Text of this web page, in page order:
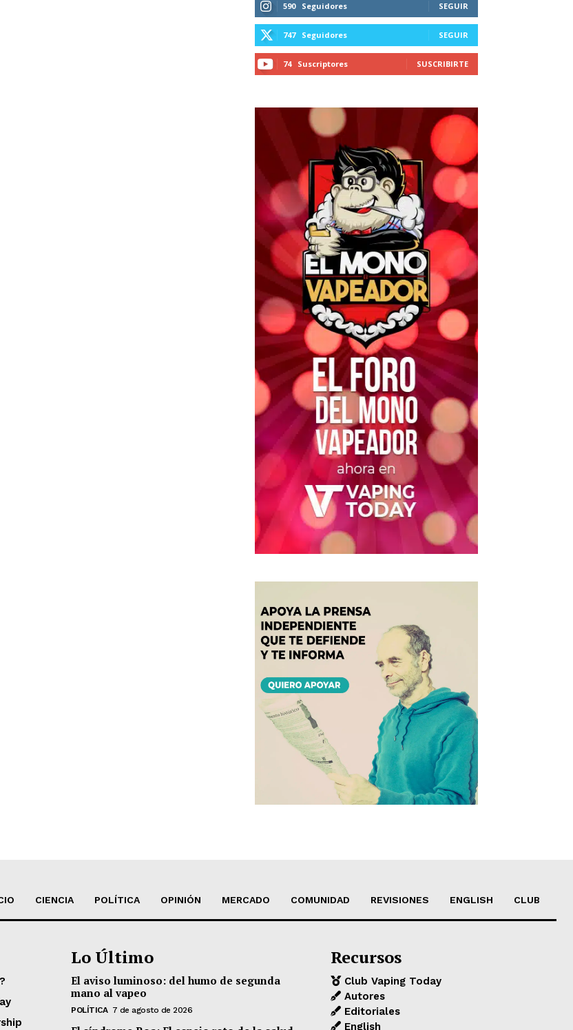
590 Seguidores SEGUIR
747 Seguidores SEGUIR
74 Suscriptores SUSCRIBIRTE
CIENCIA POLÍTICA OPINIÓN MERCADO COMUNIDAD REVISIONES ENGLISH CLUB
Lo Último
El aviso luminoso: del humo de segunda
mano al vapeo
POLÍTICA 7 de agosto de 2026
Recursos
Club Vaping Today
Autores
Editoriales
English